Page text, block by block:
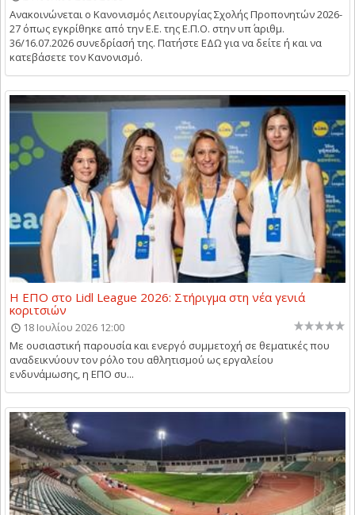
Ανακοινώνεται ο Κανονισμός Λειτουργίας Σχολής Προπονητών 2026-
27 όπως εγκρίθηκε από την Ε.Ε. της Ε.Π.Ο. στην υπ΄ αριθμ.
36/16.07.2026 συνεδρίασή της. Πατήστε ΕΔΩ για να δείτε ή και να
κατεβάσετε τον Κανονισμό.
Η ΕΠΟ στο Lidl League 2026: Στήριγμα στη νέα γενιά
κοριτσιών
18 Ιουλίου 2026 12:00
Με ουσιαστική παρουσία και ενεργό συμμετοχή σε θεματικές που
αναδεικνύουν τον ρόλο του αθλητισμού ως εργαλείου
ενδυνάμωσης, η ΕΠΟ συ...